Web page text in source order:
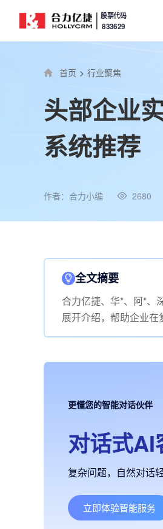
股票代码
833629
首页 > 行业聚焦
头部企业
系统推荐
作者：合力小编 2680
全文摘要
合力亿捷、华*、阿*、
展开介绍，帮助企业在
更懂您的智能对话伙伴
对话式AI
复杂问题，自然对话
立即体验智能服务